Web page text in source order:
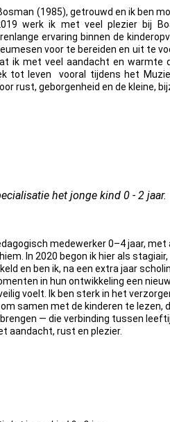
(1985), getrouwd en ik ben
werk ik met veel plezier bij
ervaring binnen de
voor te bereiden en uit te
ik met veel aandacht en warmte
tot leven vooral tijdens het
rust, geborgenheid en de kleine,
het jonge kind 0 - 2 jaar.
medewerker 0–4 jaar,
In 2020 begon ik hier als
en ben ik, na een extra jaar
in hun ontwikkeling een
voelt. Ik ben sterk in het
samen met de kinderen te
— die verbinding tussen
aandacht, rust en plezier.